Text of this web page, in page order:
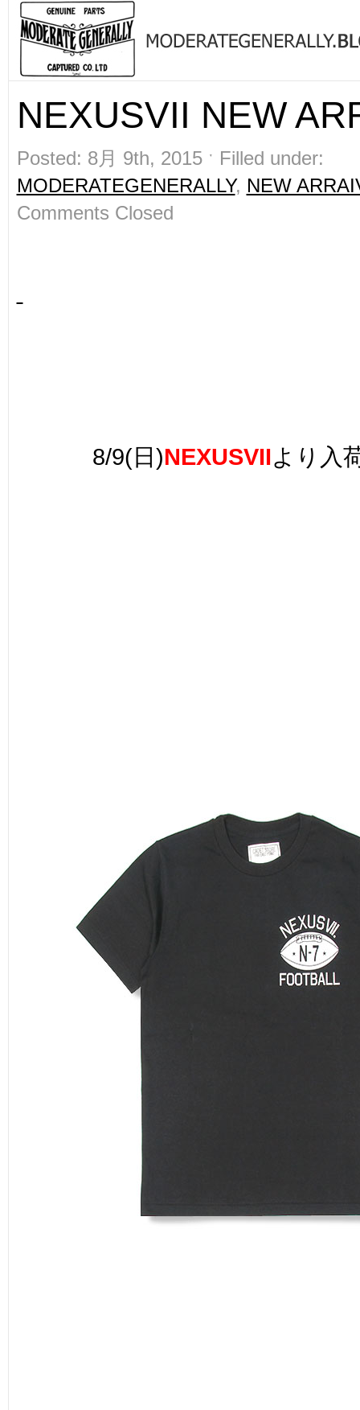
NEXUSVII NEW
Posted: 8月 9th, 2015 ˑ Filled under:
MODERATEGENERALLY, NEW
Comments Closed
8/9(日)NEXUSVIIより入